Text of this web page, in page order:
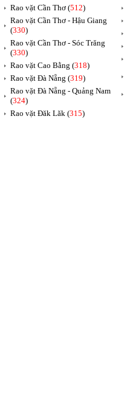
Rao vặt Cần Thơ (512)
Rao vặt Cần Thơ - Hậu Giang
(330)
Rao vặt Cần Thơ - Sóc Trăng
(330)
Rao vặt Cao Bằng (318)
Rao vặt Đà Nẵng (319)
Rao vặt Đà Nẵng - Quảng Nam
(324)
Rao vặt Đăk Lăk (315)